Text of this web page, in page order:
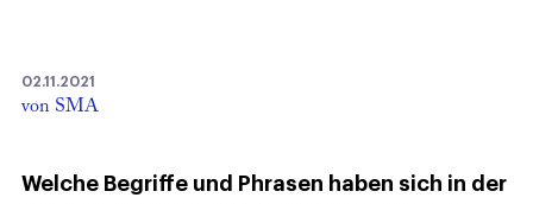
02.11.2021
von SMA
Welche Begriffe und Phrasen haben sich in der